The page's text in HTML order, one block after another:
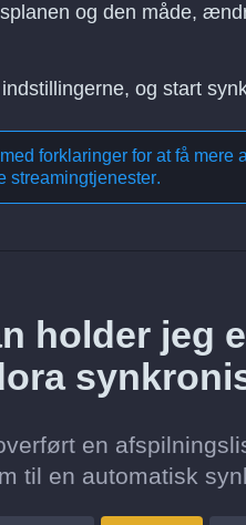
og den måde,
og start
forklaringer for at få mere
streamingtjenester.
holder jeg
en
til en automatisk